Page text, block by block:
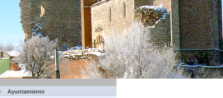
Ayuntamiento